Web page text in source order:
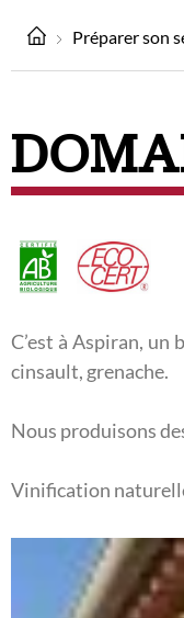
Préparer son
C’est à Aspiran, un
cinsault, grenache.
Nous produisons
Vinification